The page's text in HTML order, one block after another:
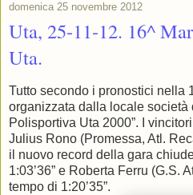
domenica 25 novembre 2012
Uta, 25-11-12. 16^
Uta.
Tutto secondo i pronostici nella
organizzata dalla locale società
Polisportiva Uta 2000”. I
Julius Rono (Promessa, Atl.
il nuovo record della gara
1:03’36” e Roberta Ferru (G.S.
tempo di 1:20’35”.